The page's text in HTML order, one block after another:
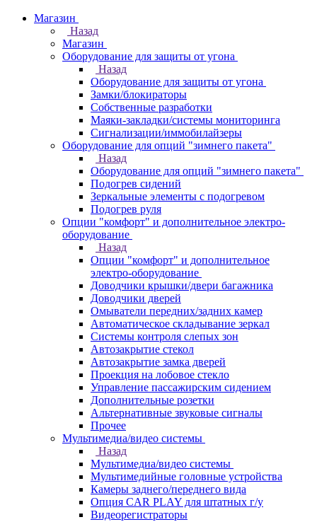
Магазин
Назад
Магазин
Оборудование для защиты от угона
Назад
Оборудование для защиты от угона
Замки/блокираторы
Собственные разработки
Маяки-закладки/системы мониторинга
Сигнализации/иммобилайзеры
Оборудование для опций "зимнего пакета"
Назад
Оборудование для опций "зимнего пакета"
Подогрев сидений
Зеркальные элементы с подогревом
Подогрев руля
Опции "комфорт" и дополнительное электро-
оборудование
Назад
Опции "комфорт" и дополнительное
электро-оборудование
Доводчики крышки/двери багажника
Доводчики дверей
Омыватели передних/задних камер
Автоматическое складывание зеркал
Системы контроля слепых зон
Автозакрытие стекол
Автозакрытие замка дверей
Проекция на лобовое стекло
Управление пассажирским сидением
Дополнительные розетки
Альтернативные звуковые сигналы
Прочее
Мультимедиа/видео системы
Назад
Мультимедиа/видео системы
Мультимедийные головные устройства
Камеры заднего/переднего вида
Опция CAR PLAY для штатных г/у
Видеорегистраторы